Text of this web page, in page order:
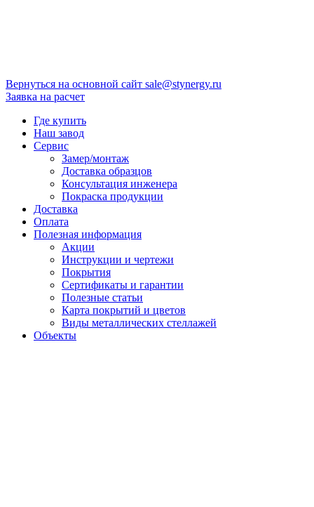
Вернуться на основной сайт sale@stynergy.ru
Заявка на расчет
Где купить
Наш завод
Сервис
Замер/монтаж
Доставка образцов
Консультация инженера
Покраска продукции
Доставка
Оплата
Полезная информация
Акции
Инструкции и чертежи
Покрытия
Сертификаты и гарантии
Полезные статьи
Карта покрытий и цветов
Виды металлических стеллажей
Объекты